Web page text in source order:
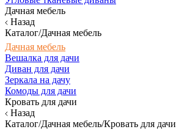
Дачная мебель
Назад
Каталог/Дачная мебель
Дачная мебель
Вешалка для дачи
Диван для дачи
Зеркала на дачу
Комоды для дачи
Кровать для дачи
Назад
Каталог/Дачная мебель/Кровать для дачи